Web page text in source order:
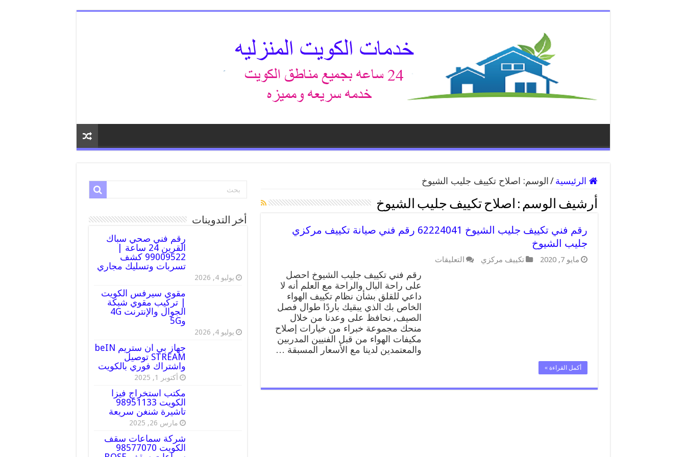
الرئيسية / الوسم: اصلاح تكييف جليب الشيوخ
أرشيف الوسم : اصلاح تكييف جليب الشيوخ
رقم فني تكييف جليب الشيوخ 62224041 رقم فني صيانة تكييف مركزي
جليب الشيوخ
مايو 7, 2020 تكييف مركزي التعليقات
تكييف
جليب
الشيوخ
62224041
صيانة
تكييف
مغلقة
رقم فني تكييف جليب الشيوخ احصل
على راحة البال والراحة مع العلم أنه لا
داعي للقلق بشأن نظام تكييف الهواء
الخاص بك الذي يبقيك باردًا طوال فصل
الصيف, نحافظ على وعدنا من خلال
منحك مجموعة خبراء من خيارات إصلاح
مكيفات الهواء من قبل الفنيين المدربين
والمعتمدين لدينا مع الأسعار المسبقة …
أكمل القراءة »
أخر التدوينات
رقم فني صحي سباك
القرين 24 ساعة |
99009522 كشف
تسربات وتسليك مجاري
يوليو 4, 2026
مقوي سيرفس الكويت
| تركيب مقوي شبكة
الجوال والإنترنت 4G
و5G
يوليو 4, 2026
جهاز بي ان ستريم beIN
STREAM توصيل
واشتراك فوري بالكويت
أكتوبر 1, 2025
مكتب استخراج فيزا
الكويت 98951133
تاشيرة شنغن سريعة
مارس 26, 2025
شركة سماعات سقف
الكويت 98577070